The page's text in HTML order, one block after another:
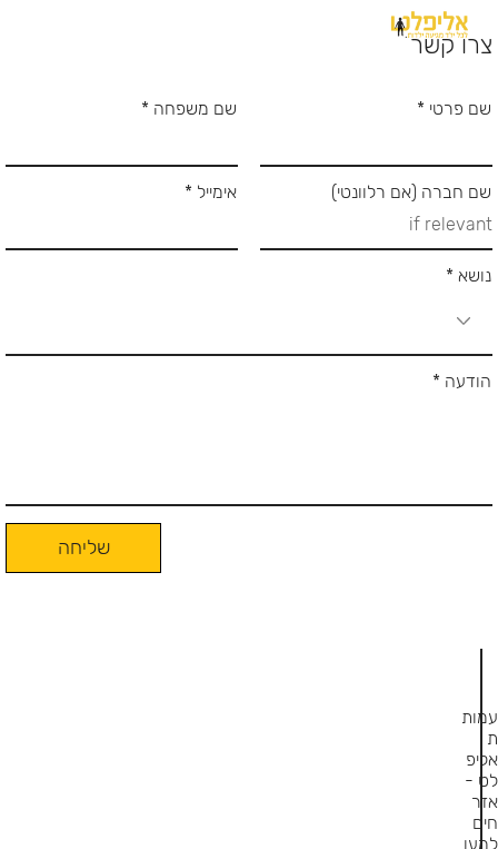
צרו קשר
שם פרטי שם משפחה
אימייל
הודעה
שליחה
שם חברה (אם רלוונטי)
נושא
עמות
ת
אליפ
לט -
אזר
חים
למען